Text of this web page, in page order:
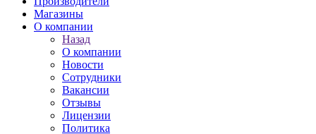
Магазины
О компании
Назад
О компании
Новости
Сотрудники
Вакансии
Отзывы
Лицензии
Политика